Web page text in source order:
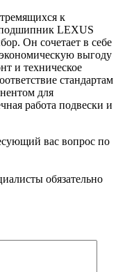
к
LEXUS
Он сочетает в себе
выгоду
и техническое
стандартам
для
работа подвески и
вас вопрос по
обязательно